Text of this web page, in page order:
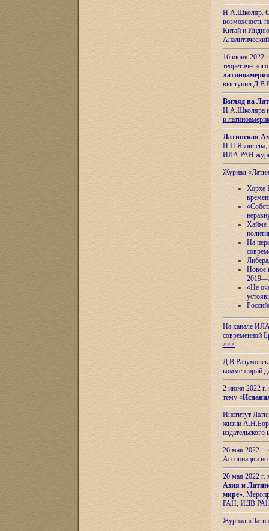
Н.А.Школяр.
возможность
Китай и
16 июня 2022
выступил
Взгляд на
Н.А.Школяра
и
Латинская
П.П.Яковлева,
ИЛА РАН
Журнал
Хорхе
Хайме
На
Новое
«Не
На канале ИЛА
современной
>>>
комментарий
2 июня 2022 г.
тему «
Институт
жизни
26 мая 2022
Ассоциации
20 мая 2022
Азия и
мире».
РАН, ИДВ
Журнал